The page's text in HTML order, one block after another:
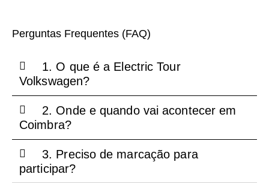
Perguntas Frequentes (FAQ)
1. O que é a Electric Tour
Volkswagen?
2. Onde e quando vai acontecer em
Coimbra?
3. Preciso de marcação para
participar?